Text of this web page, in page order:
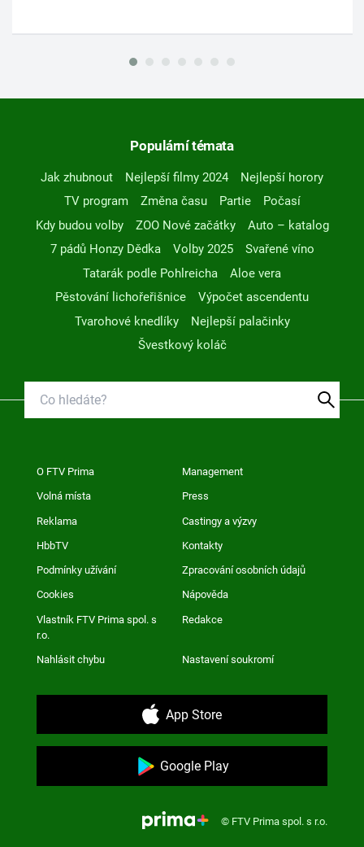
Populární témata
Jak zhubnout Nejlepší filmy 2024
Nejlepší horory
TV program
Změna času Partie
Počasí
Kdy budou volby
ZOO Nové začátky
Auto – katalog
7 pádů Honzy Dědka
Volby 2025
Svařené víno
Tatarák podle Pohlreicha
Aloe vera
Pěstování lichořeřišnice
Výpočet ascendentu
Tvarohové knedlíky
Nejlepší palačinky
Švestkový koláč
O FTV Prima Management
Volná místa Press
Reklama Castingy a výzvy
HbbTV Kontakty
Podmínky užívání Zpracování osobních údajů
Cookies Nápověda
Vlastník FTV Prima spol. s
r.o.
Redakce
Nahlásit chybu Nastavení soukromí
App Store
Google Play
© FTV Prima spol. s r.o.